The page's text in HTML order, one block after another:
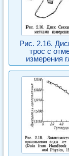
Рис. 2.16.
трос с
измерения